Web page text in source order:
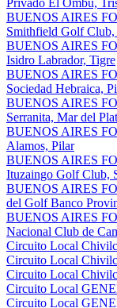
Privado El Ombu,
BUENOS AIRES
Smithfield Golf Club,
BUENOS AIRES
Isidro Labrador, Tigre
BUENOS AIRES
Sociedad Hebraica,
BUENOS AIRES
Serranita, Mar del
BUENOS AIRES
Alamos, Pilar
BUENOS AIRES
Ituzaingo Golf Club,
BUENOS AIRES
del Golf Banco
BUENOS AIRES
Nacional Club de
Circuito Local
Circuito Local
Circuito Local
Circuito Local
Circuito Local